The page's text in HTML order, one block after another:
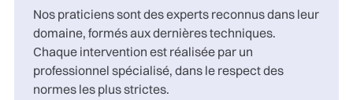
Nos praticiens sont des experts reconnus dans leur
domaine, formés aux dernières techniques.
Chaque intervention est réalisée par un
professionnel spécialisé, dans le respect des
normes les plus strictes.